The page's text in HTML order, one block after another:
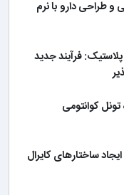
و طراحی دارو با نرم
فرآیند جدید
کوانتومی
ساختارهای کایرال